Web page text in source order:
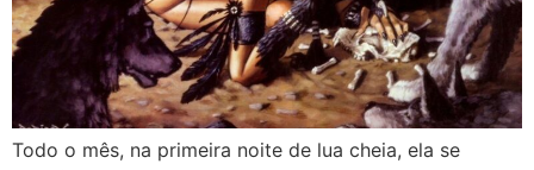
Todo o mês, na primeira noite de lua cheia, ela se